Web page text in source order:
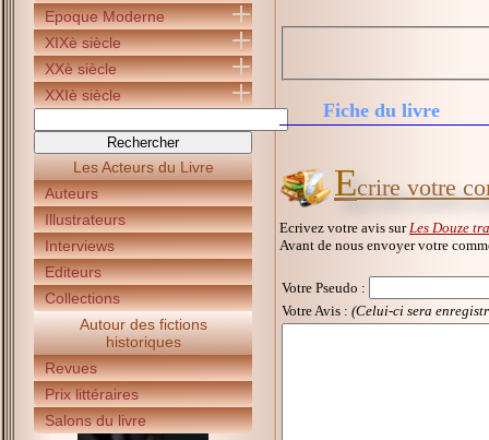
Epoque Moderne
XIXè siècle
XXè siècle
XXIè siècle
Les Acteurs du Livre
Auteurs
Illustrateurs
Interviews
Editeurs
Collections
Autour des fictions
historiques
Revues
Prix littéraires
Salons du livre
Fiche du livre
Ecrire votre
Ecrivez votre avis sur Les Douze
Avant de nous envoyer votre
Votre Pseudo :
Votre Avis : (Celui-ci sera